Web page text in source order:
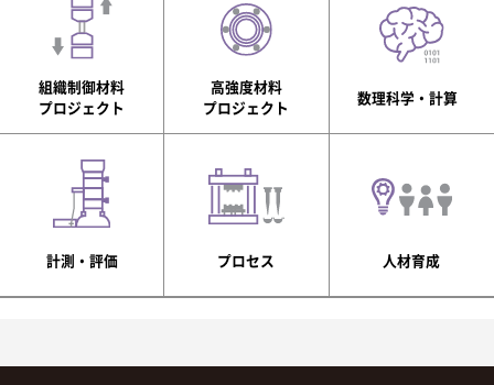
組織制御材料
プロジェクト
高強度材料
プロジェクト
数理科学・計算
計測・評価 プロセス 人材育成